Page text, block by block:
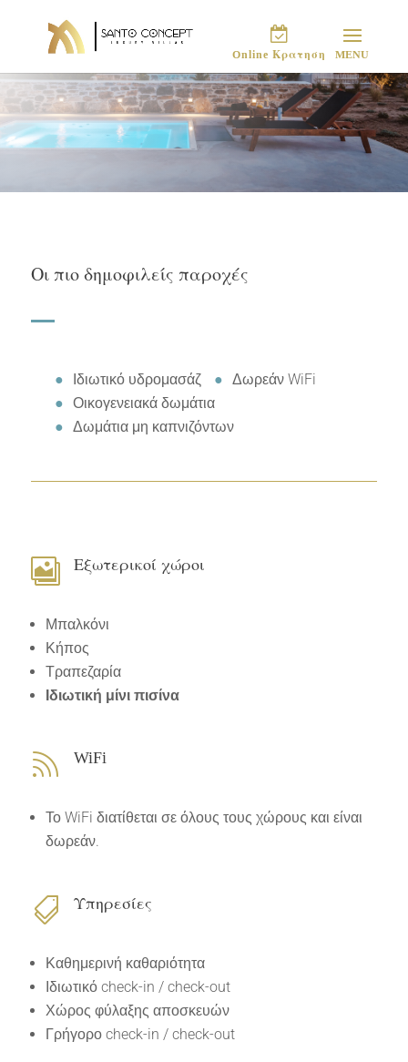
Online Κρατηση
Οι πιο δημοφιλείς παροχές
Ιδιωτικό υδρομασάζ
Δωρεάν WiFi
Οικογενειακά δωμάτια
Δωμάτια μη καπνιζόντων
 Εξωτερικοί χώροι
Μπαλκόνι
Κήπος
Τραπεζαρία
Ιδιωτική μίνι πισίνα
 WiFi
Το WiFi διατίθεται σε όλους τους χώρους και είναι
δωρεάν.
 Υπηρεσίες
Καθημερινή καθαριότητα
Ιδιωτικό check-in / check-out
Χώρος φύλαξης αποσκευών
Γρήγορο check-in / check-out